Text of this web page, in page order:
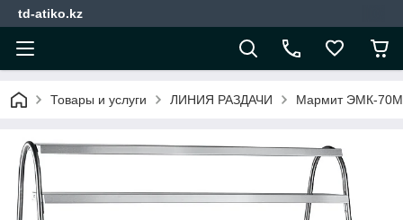
td-atiko.kz
Товары и услуги ЛИНИЯ РАЗДАЧИ Мармит ЭМК-